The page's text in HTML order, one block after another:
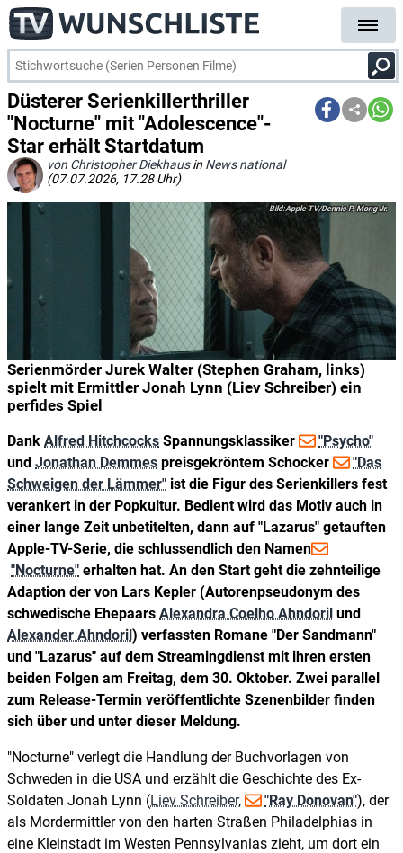
Düsterer Serienkillerthriller
"Nocturne" mit "Adolescence"-
Star erhält Startdatum
von Christopher Diekhausin News national
(07.07.2026, 17.28 Uhr)
Serienmörder Jurek Walter (Stephen Graham, links)
spielt mit Ermittler Jonah Lynn (Liev Schreiber) ein
perfides Spiel
Apple TV/Dennis P. Mong Jr.
Dank Alfred Hitchcocks Spannungsklassiker
"Psycho"
und Jonathan Demmes preisgekröntem Schocker
"Das
Schweigen der Lämmer" ist die Figur des Serienkillers fest
verankert in der Popkultur. Bedient wird das Motiv auch in
einer lange Zeit unbetitelten, dann auf "Lazarus" getauften
Apple-TV-Serie, die schlussendlich den Namen
"Nocturne" erhalten hat. An den Start geht die zehnteilige
Adaption der von Lars Kepler (Autorenpseudonym des
schwedische Ehepaars Alexandra Coelho Ahndoril und
Alexander Ahndoril) verfassten Romane "Der Sandmann"
und "Lazarus" auf dem Streamingdienst mit ihren ersten
beiden Folgen am Freitag, dem 30. Oktober. Zwei parallel
zum Release-Termin veröffentlichte Szenenbilder finden
sich über und unter dieser Meldung.
"Nocturne" verlegt die Handlung der Buchvorlagen von
Schweden in die USA und erzählt die Geschichte des Ex-
Soldaten Jonah Lynn (Liev Schreiber, "Ray Donovan"), der
als Mordermittler von den harten Straßen Philadelphias in
eine Kleinstadt im Westen Pennsylvanias zieht, um dort ein